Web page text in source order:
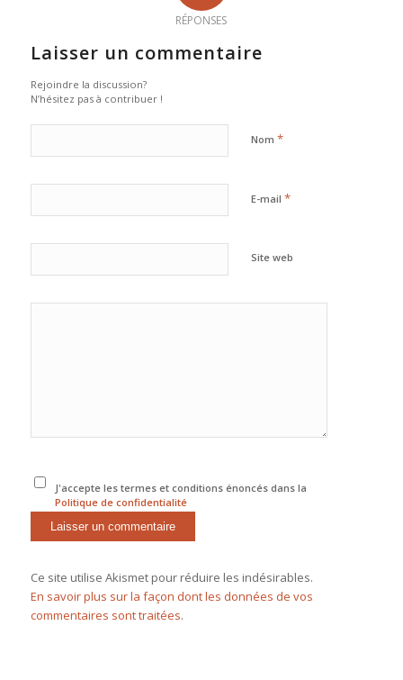
RÉPONSES
Laisser un commentaire
Rejoindre la discussion?
N’hésitez pas à contribuer !
Nom *
E-mail *
Site web
J'accepte les termes et conditions énoncés dans la
Politique de confidentialité
Ce site utilise Akismet pour réduire les indésirables.
En savoir plus sur la façon dont les données de vos
commentaires sont traitées.